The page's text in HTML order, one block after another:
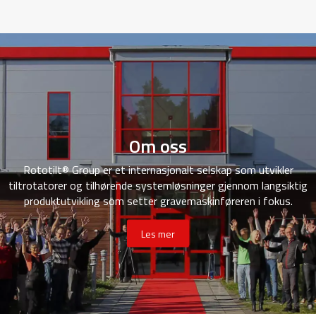
Om oss
Rototilt® Group er et internasjonalt selskap som utvikler
tiltrotatorer og tilhørende systemløsninger gjennom langsiktig
produktutvikling som setter gravemaskinføreren i fokus.
Les mer